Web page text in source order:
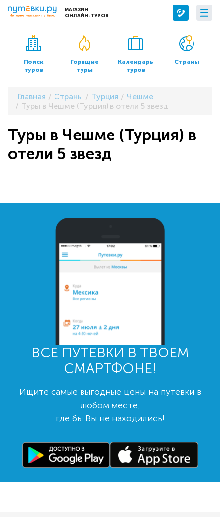
МАГАЗИН
ОНЛАЙН-ТУРОВ
Сервисы
Бронирование отелей
Трансфер
О компании
О нас
Контакты
Документы и реквизиты
Поиск
туров
Горящие
туры
Календарь
туров
Страны
Главная Страны Турция
Чешме
Туры в Чешме (Турция) в отели 5 звезд
Туры в Чешме (Турция) в
отели 5 звезд
ВСЕ ПУТЕВКИ В ТВОЕМ
СМАРТФОНЕ!
Ищите самые выгодные цены на путевки в
любом месте,
где бы Вы не находились!